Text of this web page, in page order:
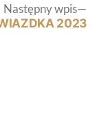
Następny wpis
2023